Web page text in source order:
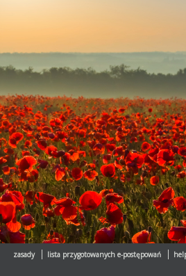
zasady lista przygotowanych e-postępowań